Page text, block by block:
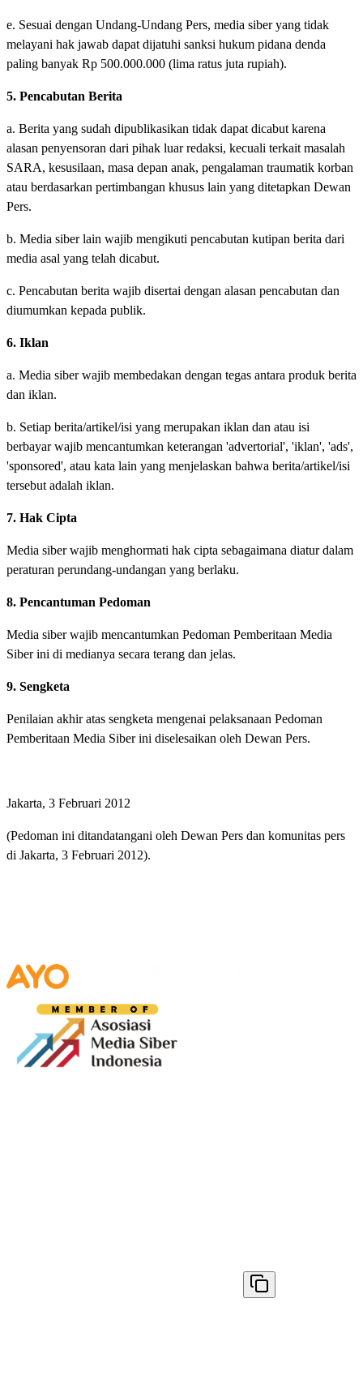
e. Sesuai dengan Undang-Undang Pers, media siber yang tidak
melayani hak jawab dapat dijatuhi sanksi hukum pidana denda
paling banyak Rp 500.000.000 (lima ratus juta rupiah).
5. Pencabutan Berita
a. Berita yang sudah dipublikasikan tidak dapat dicabut karena
alasan penyensoran dari pihak luar redaksi, kecuali terkait masalah
SARA, kesusilaan, masa depan anak, pengalaman traumatik korban
atau berdasarkan pertimbangan khusus lain yang ditetapkan Dewan
Pers.
b. Media siber lain wajib mengikuti pencabutan kutipan berita dari
media asal yang telah dicabut.
c. Pencabutan berita wajib disertai dengan alasan pencabutan dan
diumumkan kepada publik.
6. Iklan
a. Media siber wajib membedakan dengan tegas antara produk berita
dan iklan.
b. Setiap berita/artikel/isi yang merupakan iklan dan atau isi
berbayar wajib mencantumkan keterangan 'advertorial', 'iklan', 'ads',
'sponsored', atau kata lain yang menjelaskan bahwa berita/artikel/isi
tersebut adalah iklan.
7. Hak Cipta
Media siber wajib menghormati hak cipta sebagaimana diatur dalam
peraturan perundang-undangan yang berlaku.
8. Pencantuman Pedoman
Media siber wajib mencantumkan Pedoman Pemberitaan Media
Siber ini di medianya secara terang dan jelas.
9. Sengketa
Penilaian akhir atas sengketa mengenai pelaksanaan Pedoman
Pemberitaan Media Siber ini diselesaikan oleh Dewan Pers.
Jakarta, 3 Februari 2012
(Pedoman ini ditandatangani oleh Dewan Pers dan komunitas pers
di Jakarta, 3 Februari 2012).